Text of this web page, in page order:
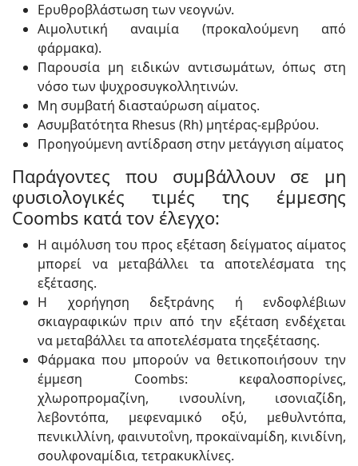
Ερυθροβλάστωση των νεογνών.
Αιμολυτική αναιμία (προκαλούμενη από
φάρμακα).
Παρουσία μη ειδικών αντισωμάτων, όπως στη
νόσο των ψυχροσυγκολλητινών.
Μη συμβατή διασταύρωση αίματος.
Ασυμβατότητα Rhesus (Rh) μητέρας-εμβρύου.
Προηγούμενη αντίδραση στην μετάγγιση αίματος
Παράγοντες που συμβάλλουν σε μη
φυσιολογικές τιμές της έμμεσης
Coombs κατά τον έλεγχο:
Η αιμόλυση του προς εξέταση δείγματος αίματος
μπορεί να μεταβάλλει τα αποτελέσματα της
εξέτασης.
Η χορήγηση δεξτράνης ή ενδοφλέβιων
σκιαγραφικών πριν από την εξέταση ενδέχεται
να μεταβάλλει τα αποτελέσματα τηςεξέτασης.
Φάρμακα που μπορούν να θετικοποιήσουν την
έμμεση Coombs: κεφαλοσπορίνες,
χλωροπρομαζίνη, ινσουλίνη, ισονιαζίδη,
λεβοντόπα, μεφεναμικό οξύ, μεθυλντόπα,
πενικιλλίνη, φαινυτοΐνη, προκαϊναμίδη, κινιδίνη,
σουλφοναμίδια, τετρακυκλίνες.